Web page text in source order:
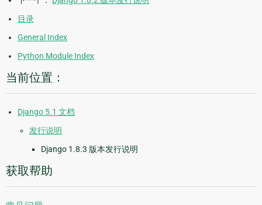
目录
General Index
Python Module Index
当前位置：
Django 5.1 文档
发行说明
Django 1.8.3 版本发行说明
获取帮助